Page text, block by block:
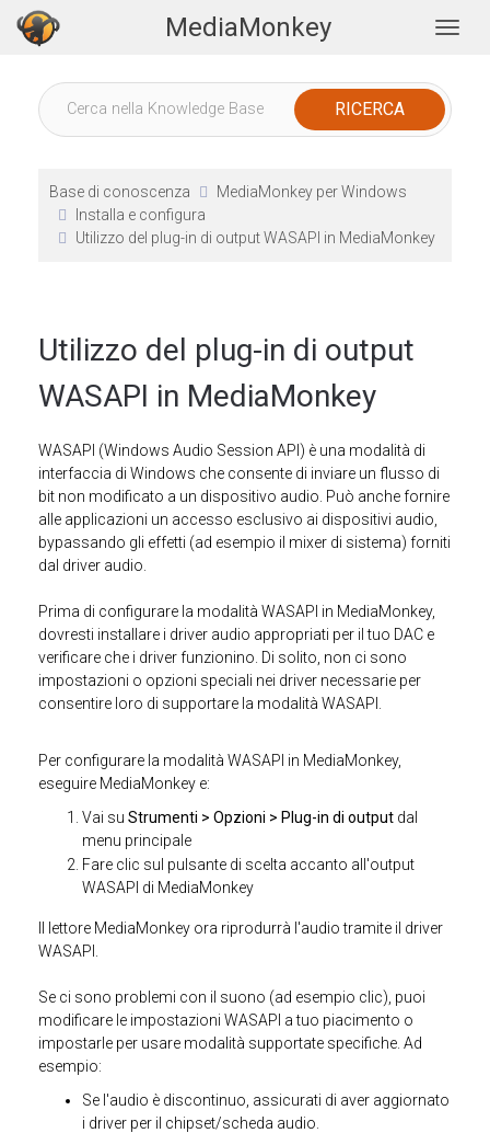
MediaMonkey
Base di conoscenza
MediaMonkey per Windows
Installa e configura
Utilizzo del plug-in di output WASAPI in MediaMonkey
Utilizzo del plug-in di output
WASAPI in MediaMonkey
WASAPI (Windows Audio Session API) è una modalità di
interfaccia di Windows che consente di inviare un flusso di
bit non modificato a un dispositivo audio. Può anche fornire
alle applicazioni un accesso esclusivo ai dispositivi audio,
bypassando gli effetti (ad esempio il mixer di sistema) forniti
dal driver audio.
Prima di configurare la modalità WASAPI in MediaMonkey,
dovresti installare i driver audio appropriati per il tuo DAC e
verificare che i driver funzionino. Di solito, non ci sono
impostazioni o opzioni speciali nei driver necessarie per
consentire loro di supportare la modalità WASAPI.
Per configurare la modalità WASAPI in MediaMonkey,
eseguire MediaMonkey e:
Vai su Strumenti > Opzioni > Plug-in di output dal
menu principale
Fare clic sul pulsante di scelta accanto all'output
WASAPI di MediaMonkey
Il lettore MediaMonkey ora riprodurrà l'audio tramite il driver
WASAPI.
Se ci sono problemi con il suono (ad esempio clic), puoi
modificare le impostazioni WASAPI a tuo piacimento o
impostarle per usare modalità supportate specifiche. Ad
esempio:
Se l'audio è discontinuo, assicurati di aver aggiornato
i driver per il chipset/scheda audio.